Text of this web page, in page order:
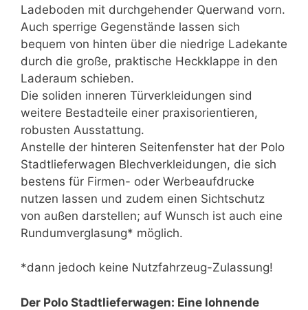
Ladeboden mit durchgehender Querwand vorn.
Auch sperrige Gegenstände lassen sich
bequem von hinten über die niedrige Ladekante
durch die große, praktische Heckklappe in den
Laderaum schieben.
Die soliden inneren Türverkleidungen sind
weitere Bestadteile einer praxisorientieren,
robusten Ausstattung.
Anstelle der hinteren Seitenfenster hat der Polo
Stadtlieferwagen Blechverkleidungen, die sich
bestens für Firmen- oder Werbeaufdrucke
nutzen lassen und zudem einen Sichtschutz
von außen darstellen; auf Wunsch ist auch eine
Rundumverglasung* möglich.
*dann jedoch keine Nutzfahrzeug-Zulassung!
Der Polo Stadtlieferwagen: Eine lohnende